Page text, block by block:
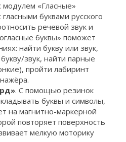
модулем «Гласные»
буквами русского
речевой звук и
буквы» поможет
найти букву или звук,
звук, найти парные
пройти лабиринт
. С помощью резинок
буквы и символы,
на магнитно-маркерной
повторяет поверхность
мелкую моторику